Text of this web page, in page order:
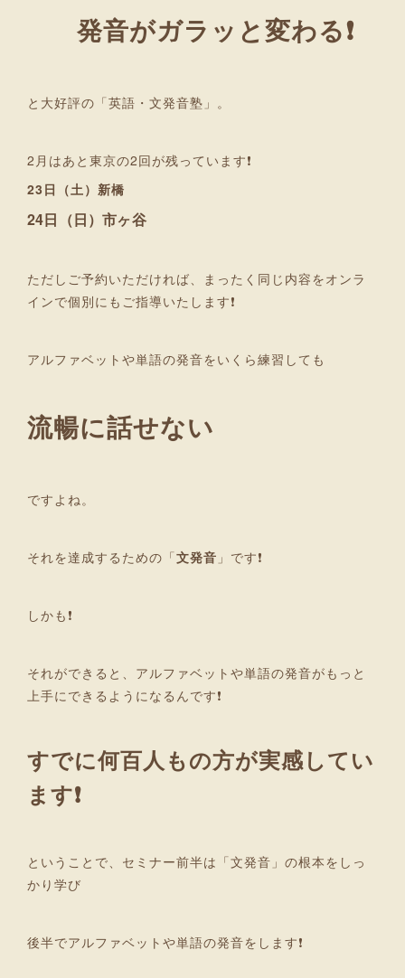
発音がガラッと変わる❗
と大好評の「英語・文発音塾」。
2月はあと東京の2回が残っています❗
23日（土）新橋
24日（日）市ヶ谷
ただしご予約いただければ、まったく同じ内容をオンラ
インで個別にもご指導いたします❗
アルファベットや単語の発音をいくら練習しても
流暢に話せない
ですよね。
それを達成するための「文発音 」です❗
しかも❗
それができると、アルファベットや単語の発音がもっと
上手にできるようになるんです❗
すでに何百人もの方が実感してい
ます❗
ということで、セミナー前半は「文発音」の根本をしっ
かり学び
後半でアルファベットや単語の発音をします❗